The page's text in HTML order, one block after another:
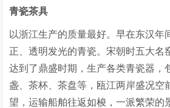
青瓷茶具
以浙江生产的质量最好。早在东汉年
正、透明发光的青瓷。宋朝时五大名
达到了鼎盛时期，生产各类青瓷器，
盏、茶杯、茶盘等，瓯江两岸盛况空
望，运输船舶往返如梭，一派繁荣的